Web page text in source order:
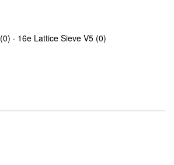
(0) · 16e Lattice Sieve V5 (0)